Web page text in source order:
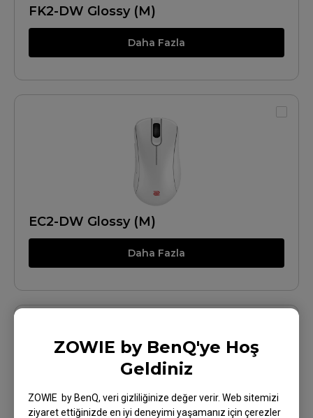
ZOWIE by BenQ'ye Hoş
Geldiniz
ZOWIE by BenQ, veri gizliliğinize değer verir. Web sitemizi
ziyaret ettiğinizde en iyi deneyimi yaşamanız için çerezler
FK2-DW Glossy (M)
Daha Fazla
EC2-DW Glossy (M)
Daha Fazla